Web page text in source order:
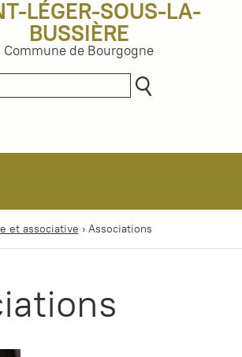
LÉGER-SOUS-LA-
BUSSIÈRE
Commune de Bourgogne
et associative › Associations